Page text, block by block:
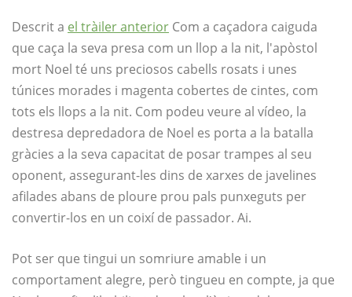
Descrit a el tràiler anterior Com a caçadora caiguda
que caça la seva presa com un llop a la nit, l'apòstol
mort Noel té uns preciosos cabells rosats i unes
túnices morades i magenta cobertes de cintes, com
tots els llops a la nit. Com podeu veure al vídeo, la
destresa depredadora de Noel es porta a la batalla
gràcies a la seva capacitat de posar trampes al seu
oponent, assegurant-les dins de xarxes de javelines
afilades abans de ploure prou pals punxeguts per
convertir-los en un coixí de passador. Ai.
Pot ser que tingui un somriure amable i un
comportament alegre, però tingueu en compte, ja que